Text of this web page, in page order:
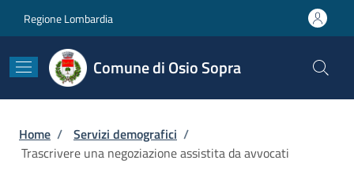
Regione Lombardia
Comune di Osio Sopra
Briciole di pane
Home / Servizi demografici /
Trascrivere una negoziazione assistita da avvocati